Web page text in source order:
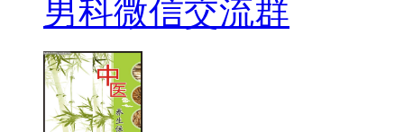
男科微信交流群